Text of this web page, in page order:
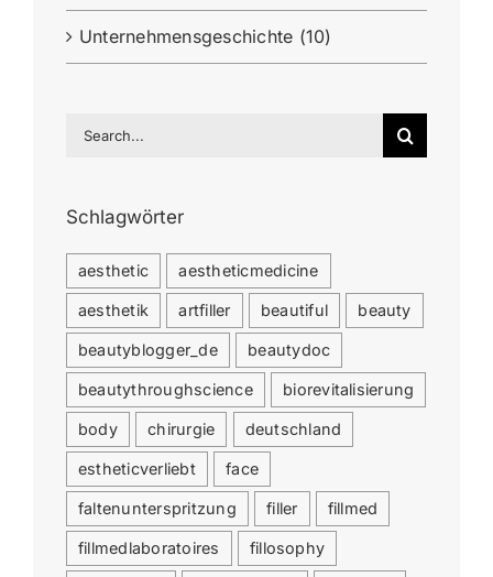
Unternehmensgeschichte (10)
Search
Schlagwörter
aesthetic aestheticmedicine
aesthetik artfiller beautiful beauty
beautyblogger_de beautydoc
beautythroughscience biorevitalisierung
body chirurgie deutschland
estheticverliebt face
faltenunterspritzung filler fillmed
fillmedlaboratoires fillosophy